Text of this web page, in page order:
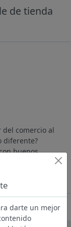
de tienda
del comercio al
diferente?
buenos
la oportunidad de
desactivada
darte un mejor